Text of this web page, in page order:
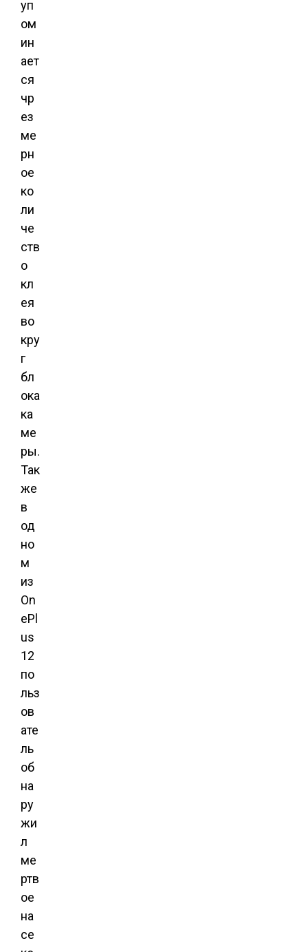
уп
ом
ин
ает
ся
чр
ез
ме
рн
ое
ко
ли
че
ств
о
кл
ея
во
кру
г
бл
ока
ка
ме
ры.
Так
же
в
од
но
м
из
On
ePl
us
12
по
льз
ов
ате
ль
об
на
ру
жи
л
ме
ртв
ое
на
се